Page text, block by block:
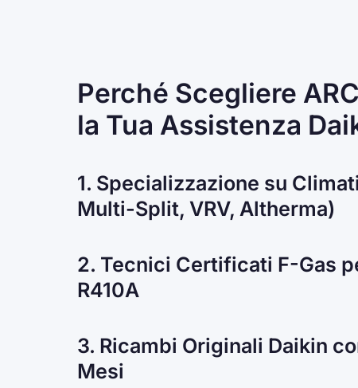
Perché Scegliere
la Tua Assistenza
1. Specializzazione su
Multi-Split, VRV, Altherma)
2. Tecnici Certificati F-Gas
R410A
3. Ricambi Originali Daikin
Mesi